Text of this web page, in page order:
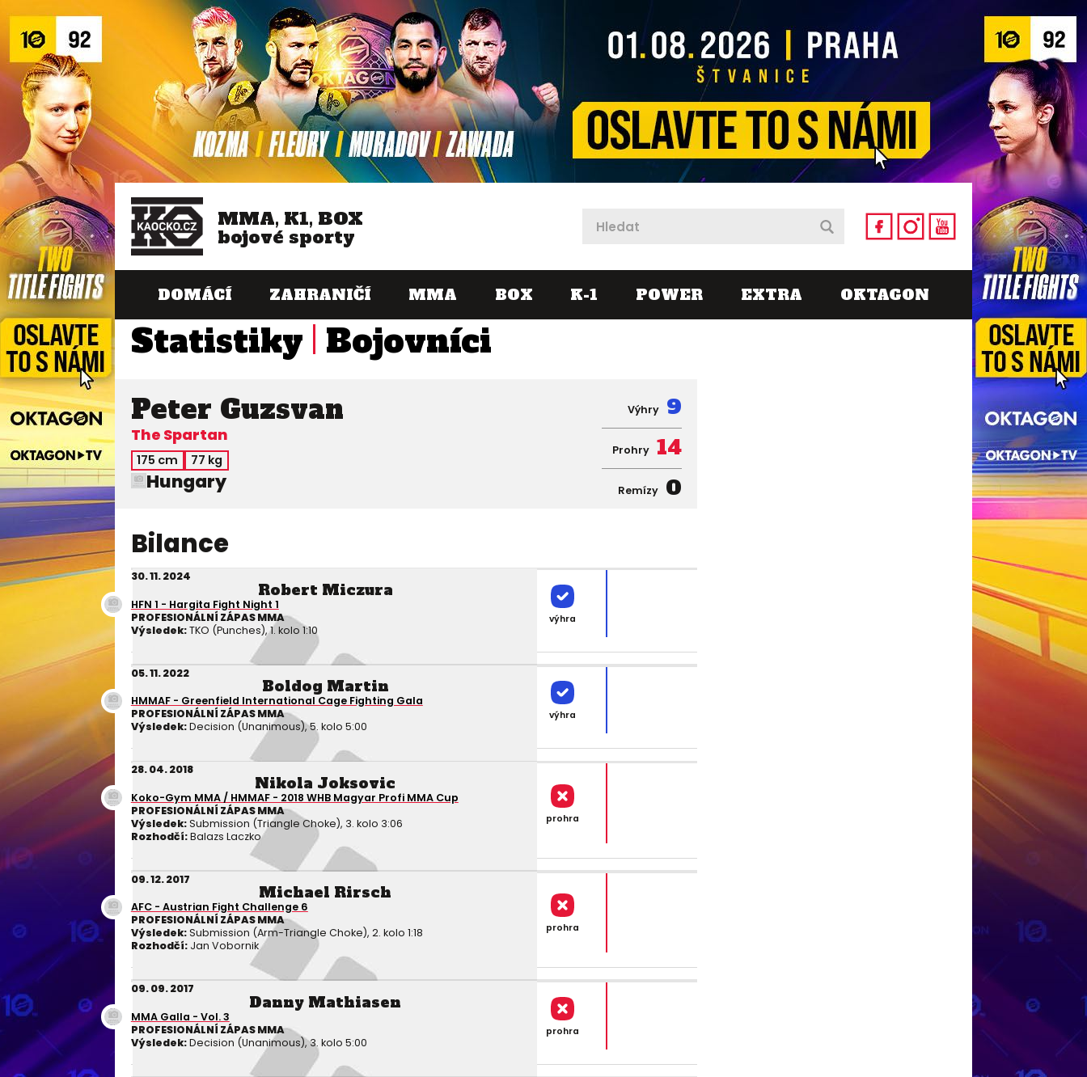
MMA, K1, BOX
bojové sporty
DOMÁCÍ ZAHRANIČÍ MMA BOX K-1 POWER EXTRA OKTAGON
Statistiky Bojovníci
Peter Guzsvan
The Spartan
175 cm 77 kg
Hungary
Výhry 9
Prohry 14
Remízy 0
Bilance
30. 11. 2024
Robert Miczura
HFN 1 - Hargita Fight Night 1
PROFESIONÁLNÍ ZÁPAS MMA
Výsledek:TKO (Punches), 1. kolo 1:10
výhra
05. 11. 2022
Boldog Martin
HMMAF - Greenfield International Cage Fighting Gala
PROFESIONÁLNÍ ZÁPAS MMA
Výsledek:Decision (Unanimous), 5. kolo 5:00
výhra
28. 04. 2018
Nikola Joksovic
Koko-Gym MMA / HMMAF - 2018 WHB Magyar Profi MMA Cup
PROFESIONÁLNÍ ZÁPAS MMA
Výsledek:Submission (Triangle Choke), 3. kolo 3:06
Rozhodčí:Balazs Laczko
prohra
09. 12. 2017
Michael Rirsch
AFC - Austrian Fight Challenge 6
PROFESIONÁLNÍ ZÁPAS MMA
Výsledek:Submission (Arm-Triangle Choke), 2. kolo 1:18
Rozhodčí:Jan Vobornik
prohra
09. 09. 2017
Danny Mathiasen
MMA Galla - Vol. 3
PROFESIONÁLNÍ ZÁPAS MMA
Výsledek:Decision (Unanimous), 3. kolo 5:00
prohra